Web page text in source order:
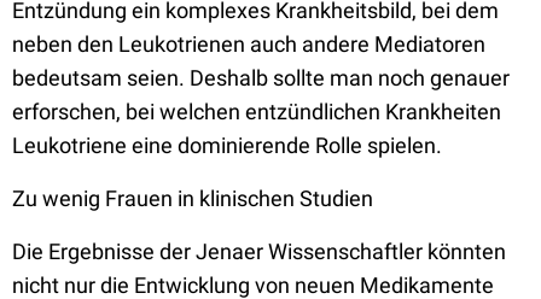
Entzündung ein komplexes Krankheitsbild, bei dem
neben den Leukotrienen auch andere Mediatoren
bedeutsam seien. Deshalb sollte man noch genauer
erforschen, bei welchen entzündlichen Krankheiten
Leukotriene eine dominierende Rolle spielen.
Zu wenig Frauen in klinischen Studien
Die Ergebnisse der Jenaer Wissenschaftler könnten
nicht nur die Entwicklung von neuen Medikamente